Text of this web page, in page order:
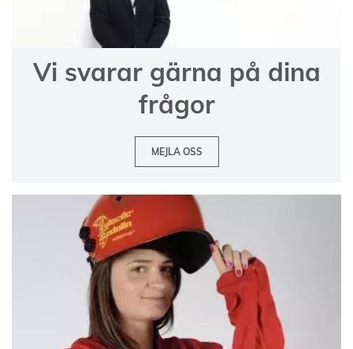
Vi svarar gärna på dina
frågor
MEJLA OSS